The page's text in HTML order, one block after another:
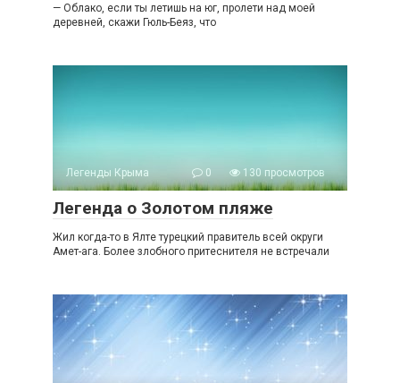
— Облако, если ты летишь на юг, пролети над моей
деревней, скажи Гюль-Беяз, что
Легенды Крыма 0 130 просмотров
Легенда о Золотом пляже
Жил когда-то в Ялте турецкий правитель всей округи
Амет-ага. Более злобного притеснителя не встречали